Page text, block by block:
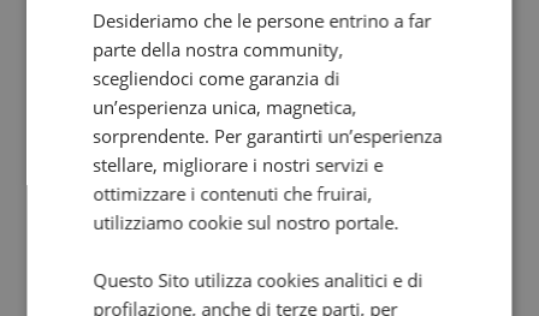
Valore futuro garantito
Desideriamo che le persone entrino a far
parte della nostra community,
scegliendoci come garanzia di
un’esperienza unica, magnetica,
sorprendente. Per garantirti un’esperienza
stellare, migliorare i nostri servizi e
ottimizzare i contenuti che fruirai,
utilizziamo cookie sul nostro portale.
Questo Sito utilizza cookies analitici e di
profilazione, anche di terze parti, per